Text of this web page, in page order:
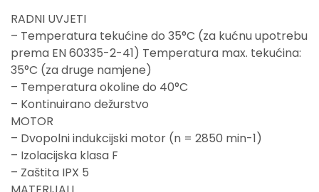
RADNI UVJETI
– Temperatura tekućine do 35°C (za kućnu upotrebu
prema EN 60335-2-41) Temperatura max. tekućina:
35°C (za druge namjene)
– Temperatura okoline do 40°C
– Kontinuirano dežurstvo
MOTOR
– Dvopolni indukcijski motor (n = 2850 min-1)
– Izolacijska klasa F
– Zaštita IPX 5